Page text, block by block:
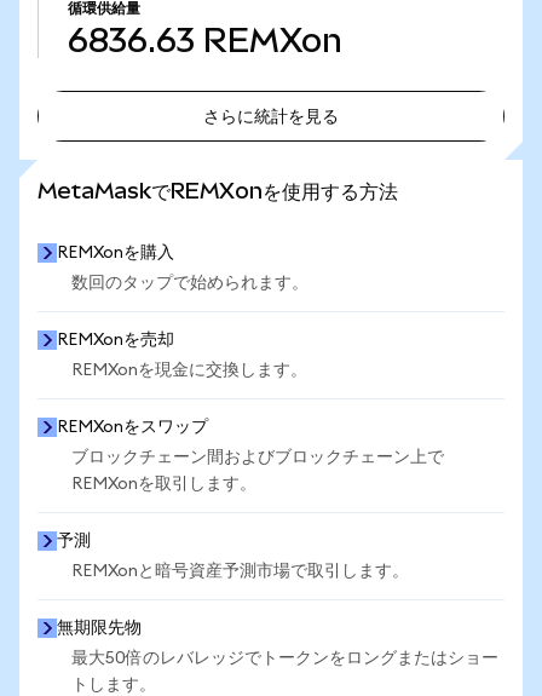
循環供給量
6836.63 REMXon
さらに統計を見る
MetaMaskでREMXonを使用する方法
REMXonを購入
数回のタップで始められます。
REMXonを売却
REMXonを現金に交換します。
REMXonをスワップ
ブロックチェーン間およびブロックチェーン上で
REMXonを取引します。
予測
REMXonと暗号資産予測市場で取引します。
無期限先物
最大50倍のレバレッジでトークンをロングまたはショー
トします。